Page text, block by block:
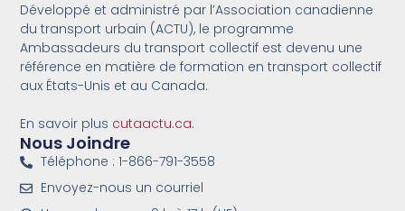
Développé et administré par l’Association canadienne
du transport urbain (ACTU), le programme
Ambassadeurs du transport collectif est devenu une
référence en matière de formation en transport collectif
aux États-Unis et au Canada.
En savoir plus cutaactu.ca.
Nous Joindre
Téléphone : 1-866-791-3558
Envoyez-nous un courriel